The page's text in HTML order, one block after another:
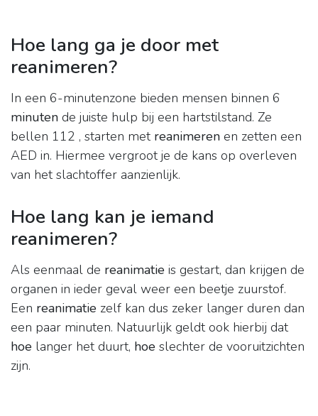
Hoe lang ga je door met
reanimeren?
In een 6-minutenzone bieden mensen binnen 6
minuten de juiste hulp bij een hartstilstand. Ze
bellen 112 , starten met reanimeren en zetten een
AED in. Hiermee vergroot je de kans op overleven
van het slachtoffer aanzienlijk.
Hoe lang kan je iemand
reanimeren?
Als eenmaal de reanimatie is gestart, dan krijgen de
organen in ieder geval weer een beetje zuurstof.
Een reanimatie zelf kan dus zeker langer duren dan
een paar minuten. Natuurlijk geldt ook hierbij dat
hoe langer het duurt, hoe slechter de vooruitzichten
zijn.